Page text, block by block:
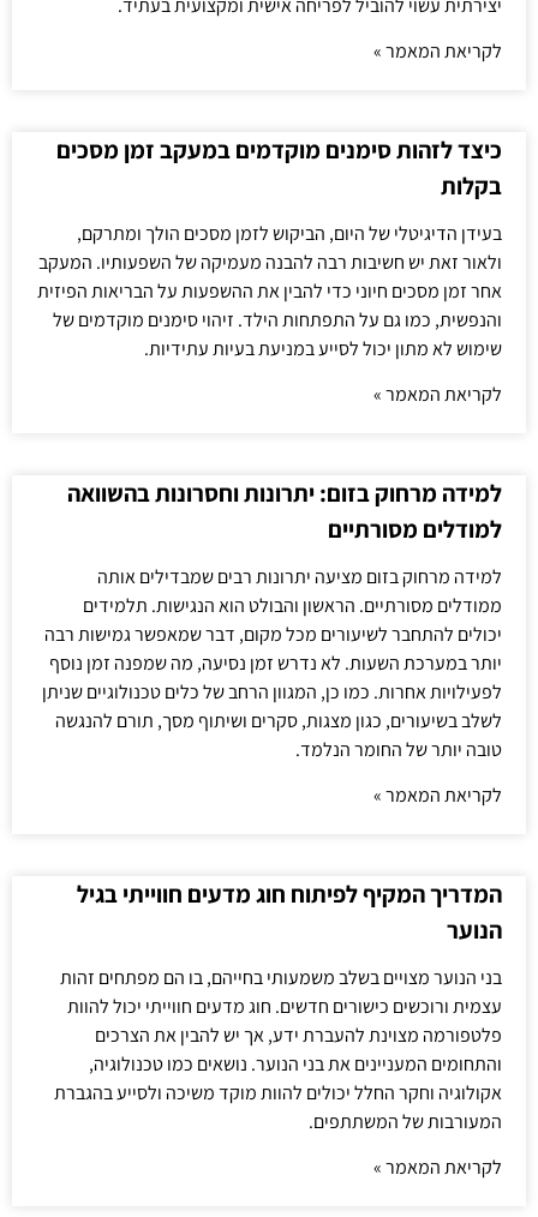
יצירתית עשוי להוביל לפריחה אישית ומקצועית בעתיד.
לקריאת המאמר »
כיצד לזהות סימנים מוקדמים במעקב זמן מסכים
בקלות
בעידן הדיגיטלי של היום, הביקוש לזמן מסכים הולך ומתרקם,
ולאור זאת יש חשיבות רבה להבנה מעמיקה של השפעותיו. המעקב
אחר זמן מסכים חיוני כדי להבין את ההשפעות על הבריאות הפיזית
והנפשית, כמו גם על התפתחות הילד. זיהוי סימנים מוקדמים של
שימוש לא מתון יכול לסייע במניעת בעיות עתידיות.
לקריאת המאמר »
למידה מרחוק בזום: יתרונות וחסרונות בהשוואה
למודלים מסורתיים
למידה מרחוק בזום מציעה יתרונות רבים שמבדילים אותה
ממודלים מסורתיים. הראשון והבולט הוא הנגישות. תלמידים
יכולים להתחבר לשיעורים מכל מקום, דבר שמאפשר גמישות רבה
יותר במערכת השעות. לא נדרש זמן נסיעה, מה שמפנה זמן נוסף
לפעילויות אחרות. כמו כן, המגוון הרחב של כלים טכנולוגיים שניתן
לשלב בשיעורים, כגון מצגות, סקרים ושיתוף מסך, תורם להנגשה
טובה יותר של החומר הנלמד.
לקריאת המאמר »
המדריך המקיף לפיתוח חוג מדעים חווייתי בגיל
הנוער
בני הנוער מצויים בשלב משמעותי בחייהם, בו הם מפתחים זהות
עצמית ורוכשים כישורים חדשים. חוג מדעים חווייתי יכול להוות
פלטפורמה מצוינת להעברת ידע, אך יש להבין את הצרכים
והתחומים המעניינים את בני הנוער. נושאים כמו טכנולוגיה,
אקולוגיה וחקר החלל יכולים להוות מוקד משיכה ולסייע בהגברת
המעורבות של המשתתפים.
לקריאת המאמר »